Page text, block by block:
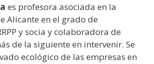
es profesora asociada en la
Alicante en el grado de
y socia y colaboradora de
de la siguiente en intervenir. Se
ecológico de las empresas en